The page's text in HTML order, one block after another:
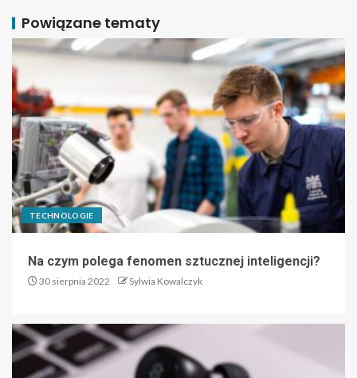
Powiązane tematy
TECHNOLOGIE
Na czym polega fenomen sztucznej inteligencji?
30 sierpnia 2022 Sylwia Kowalczyk